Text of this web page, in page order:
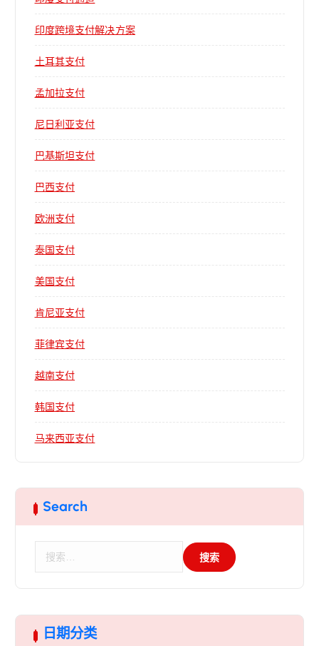
印度跨境支付解决方案
土耳其支付
孟加拉支付
尼日利亚支付
巴基斯坦支付
巴西支付
欧洲支付
泰国支付
美国支付
肯尼亚支付
菲律宾支付
越南支付
韩国支付
马来西亚支付
Search
日期分类